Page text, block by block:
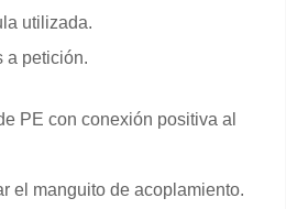
utilizada.
a petición.
PE con conexión positiva al
el manguito de acoplamiento.